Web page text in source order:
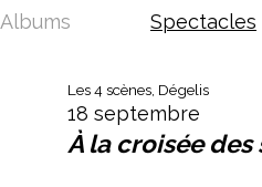
Les 4 scènes, Dégelis
18 septembre
À la croisée des
Albums Spectacles